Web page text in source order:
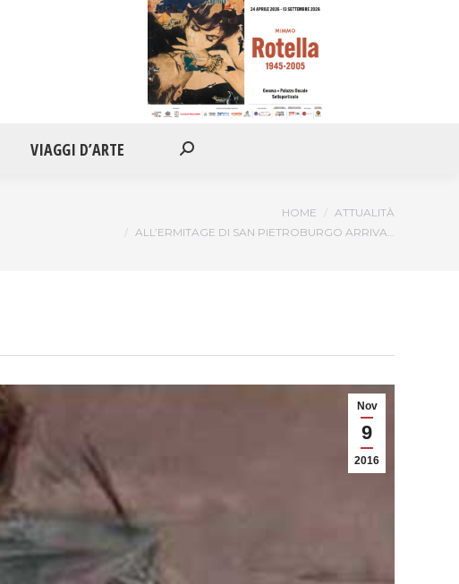
VIAGGI D’ARTE Cerca:
HOME
ATTUALITÀ
ALL’ERMITAGE DI SAN PIETROBURGO ARRIVA…
Nov
9
2016
APPUNTAMENTI VIAGGI D’ARTE